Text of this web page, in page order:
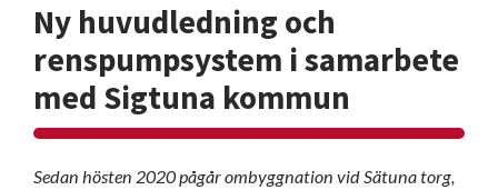
Ny huvudledning och
renspumpsystem i samarbete
med Sigtuna kommun
Sedan hösten 2020 pågår ombyggnation vid Sätuna torg,